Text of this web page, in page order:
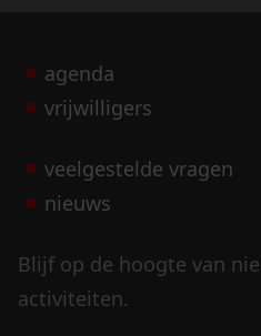
agenda
vrijwilligers
veelgestelde vragen
nieuws
Blijf op de hoogte van
activiteiten.